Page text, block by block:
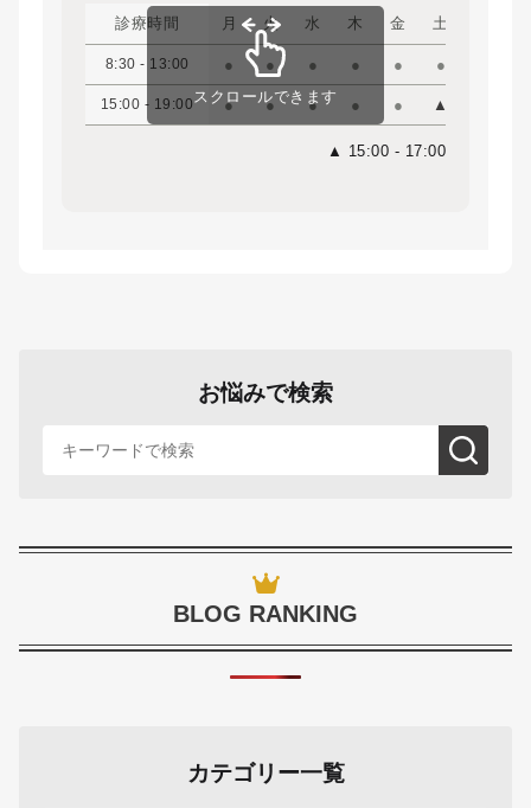
診療時間 月 火 水 木 金 土
8:30 - 13:00 ● ● ● ● ● ●
15:00 - 19:00 ● ● ● ● ● ▲
スクロールできます
▲ 15:00 - 17:00
お悩みで検索
BLOG RANKING
カテゴリー一覧